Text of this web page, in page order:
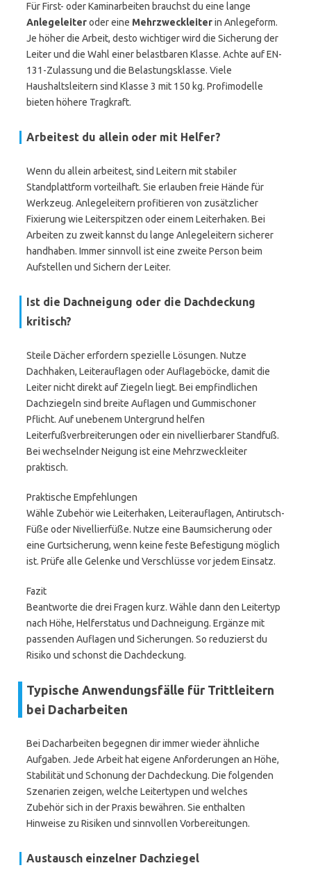
Für First- oder Kaminarbeiten brauchst du eine lange
Anlegeleiteroder eine Mehrzweckleiterin Anlegeform.
Je höher die Arbeit, desto wichtiger wird die Sicherung der
Leiter und die Wahl einer belastbaren Klasse. Achte auf EN-
131-Zulassung und die Belastungsklasse. Viele
Haushaltsleitern sind Klasse 3 mit 150 kg. Profimodelle
bieten höhere Tragkraft.
Arbeitest du allein oder mit Helfer?
Wenn du allein arbeitest, sind Leitern mit stabiler
Standplattform vorteilhaft. Sie erlauben freie Hände für
Werkzeug. Anlegeleitern profitieren von zusätzlicher
Fixierung wie Leiterspitzen oder einem Leiterhaken. Bei
Arbeiten zu zweit kannst du lange Anlegeleitern sicherer
handhaben. Immer sinnvoll ist eine zweite Person beim
Aufstellen und Sichern der Leiter.
Ist die Dachneigung oder die Dachdeckung
kritisch?
Steile Dächer erfordern spezielle Lösungen. Nutze
Dachhaken, Leiterauflagen oder Auflageböcke, damit die
Leiter nicht direkt auf Ziegeln liegt. Bei empfindlichen
Dachziegeln sind breite Auflagen und Gummischoner
Pflicht. Auf unebenem Untergrund helfen
Leiterfußverbreiterungen oder ein nivellierbarer Standfuß.
Bei wechselnder Neigung ist eine Mehrzweckleiter
praktisch.
Praktische Empfehlungen
Wähle Zubehör wie Leiterhaken, Leiterauflagen, Antirutsch-
Füße oder Nivellierfüße. Nutze eine Baumsicherung oder
eine Gurtsicherung, wenn keine feste Befestigung möglich
ist. Prüfe alle Gelenke und Verschlüsse vor jedem Einsatz.
Fazit
Beantworte die drei Fragen kurz. Wähle dann den Leitertyp
nach Höhe, Helferstatus und Dachneigung. Ergänze mit
passenden Auflagen und Sicherungen. So reduzierst du
Risiko und schonst die Dachdeckung.
Typische Anwendungsfälle für Trittleitern
bei Dacharbeiten
Bei Dacharbeiten begegnen dir immer wieder ähnliche
Aufgaben. Jede Arbeit hat eigene Anforderungen an Höhe,
Stabilität und Schonung der Dachdeckung. Die folgenden
Szenarien zeigen, welche Leitertypen und welches
Zubehör sich in der Praxis bewähren. Sie enthalten
Hinweise zu Risiken und sinnvollen Vorbereitungen.
Austausch einzelner Dachziegel